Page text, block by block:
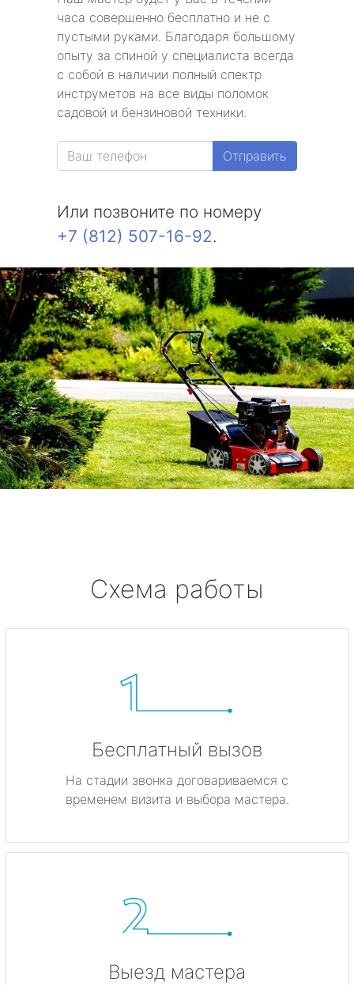
часа совершенно бесплатно и не с
пустыми руками. Благодаря большому
опыту за спиной у специалиста всегда
с собой в наличии полный спектр
инструметов на все виды поломок
садовой и бензиновой техники.
Отправить
Или позвоните по номеру
+7 (812) 507-16-92.
Схема работы
Бесплатный вызов
На стадии звонка договариваемся с
временем визита и выбора мастера.
Выезд мастера